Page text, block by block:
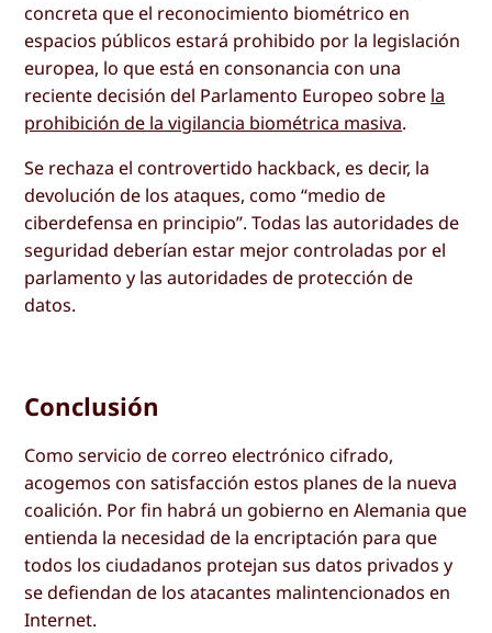
concreta que el reconocimiento biométrico en
espacios públicos estará prohibido por la legislación
europea, lo que está en consonancia con una
reciente decisión del Parlamento Europeo sobre la
prohibición de la vigilancia biométrica masiva.
Se rechaza el controvertido hackback, es decir, la
devolución de los ataques, como “medio de
ciberdefensa en principio”. Todas las autoridades de
seguridad deberían estar mejor controladas por el
parlamento y las autoridades de protección de
datos.
Conclusión
Como servicio de correo electrónico cifrado,
acogemos con satisfacción estos planes de la nueva
coalición. Por fin habrá un gobierno en Alemania que
entienda la necesidad de la encriptación para que
todos los ciudadanos protejan sus datos privados y
se defiendan de los atacantes malintencionados en
Internet.